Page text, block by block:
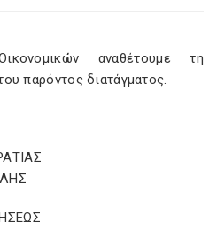
αναθέτουμε τη
παρόντος διατάγματος.